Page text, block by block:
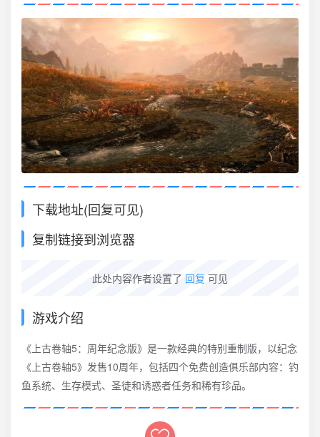
下载地址(回复可见)
复制链接到浏览器
此处内容作者设置了 回复 可见
游戏介绍
《上古卷轴5：周年纪念版》是一款经典的特别重制版，以纪念
《上古卷轴5》发售10周年，包括四个免费创造俱乐部内容：钓
鱼系统、生存模式、圣徒和诱惑者任务和稀有珍品。